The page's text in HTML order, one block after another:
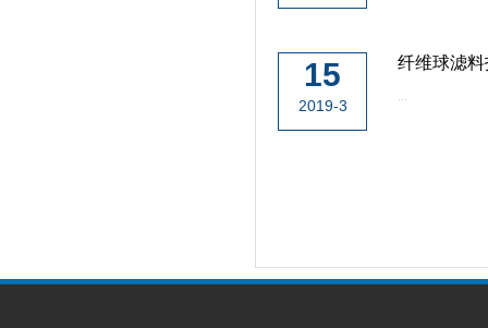
15
2019-3
纤维球滤
...